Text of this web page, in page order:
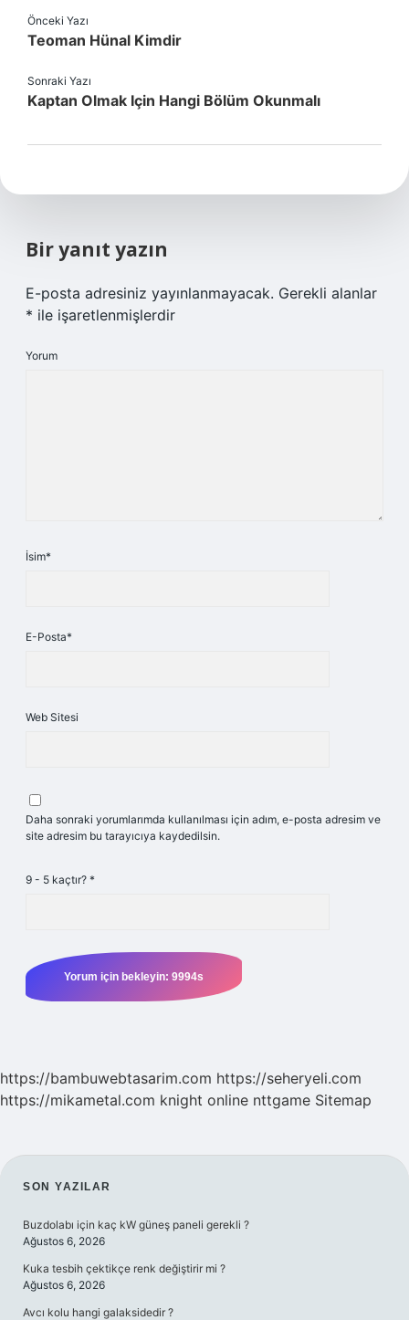
Önceki Yazı
Teoman Hünal Kimdir
Sonraki Yazı
Kaptan Olmak Için Hangi Bölüm Okunmalı
Bir yanıt yazın
E-posta adresiniz yayınlanmayacak. Gerekli alanlar
* ile işaretlenmişlerdir
Yorum
İsim*
E-Posta*
Web Sitesi
Daha sonraki yorumlarımda kullanılması için adım, e-posta adresim ve
site adresim bu tarayıcıya kaydedilsin.
9 - 5 kaçtır? *
https://bambuwebtasarim.com https://seheryeli.com
https://mikametal.com knight online nttgame Sitemap
SIDEBAR
SON YAZILAR
Buzdolabı için kaç kW güneş paneli gerekli ?
Ağustos 6, 2026
Kuka tesbih çektikçe renk değiştirir mi ?
Ağustos 6, 2026
Avcı kolu hangi galaksidedir ?